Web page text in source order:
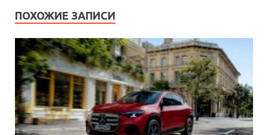
ПОХОЖИЕ ЗАПИСИ